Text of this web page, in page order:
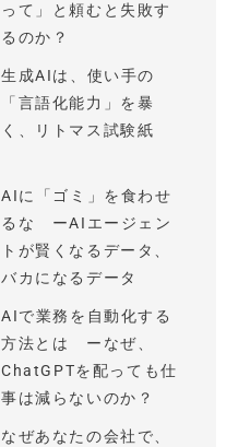
って」と頼むと失敗す
るのか？
生成AIは、使い手の
「言語化能力」を暴
く、リトマス試験紙
AIに「ゴミ」を食わせ
るな ーAIエージェン
トが賢くなるデータ、
バカになるデータ
AIで業務を自動化する
方法とは ーなぜ、
ChatGPTを配っても仕
事は減らないのか？
なぜあなたの会社で、